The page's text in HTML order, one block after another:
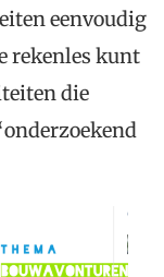
eenvoudig
rekenles kunt
die